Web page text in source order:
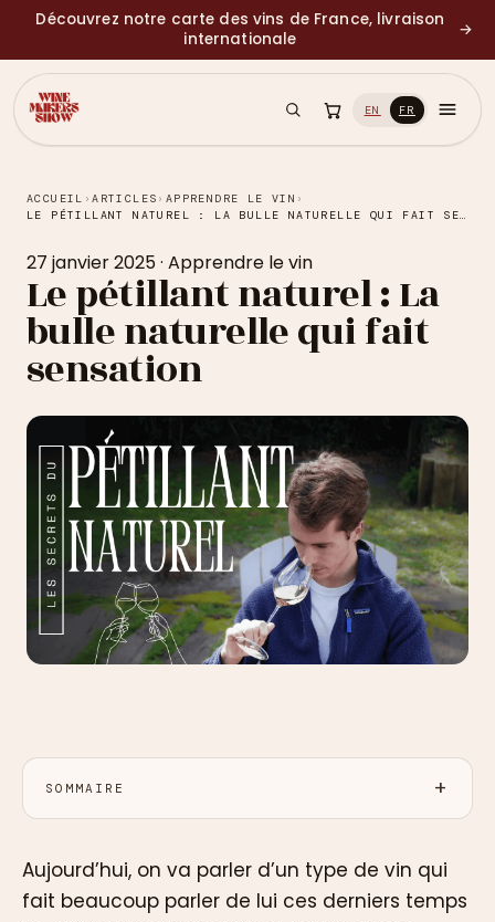
Découvrez notre carte des vins de France, livraison
internationale
→
EN FR
ACCUEIL ›ARTICLES › APPRENDRE LE VIN ›
LE PÉTILLANT NATUREL : LA BULLE NATURELLE QUI FAIT SENSATION
27 janvier 2025· Apprendre le vin
Le pétillant naturel : La
bulle naturelle qui fait
sensation
SOMMAIRE
Aujourd’hui, on va parler d’un type de vin qui
fait beaucoup parler de lui ces derniers temps